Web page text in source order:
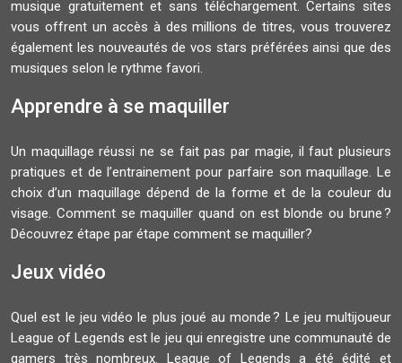
musique gratuitement et sans téléchargement. Certains sites
vous offrent un accès à des millions de titres, vous trouverez
également les nouveautés de vos stars préférées ainsi que des
musiques selon le rythme favori.
Apprendre à se maquiller
Un maquillage réussi ne se fait pas par magie, il faut plusieurs
pratiques et de l’entrainement pour parfaire son maquillage. Le
choix d’un maquillage dépend de la forme et de la couleur du
visage. Comment se maquiller quand on est blonde ou brune ?
Découvrez étape par étape comment se maquiller?
Jeux vidéo
Quel est le jeu vidéo le plus joué au monde ? Le jeu multijoueur
League of Legends est le jeu qui enregistre une communauté de
gamers très nombreux. League of Legends a été édité et